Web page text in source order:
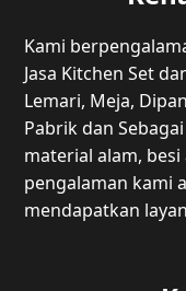
Kami
Jasa Kitchen Set
Lemari, Meja,
Pabrik dan
material alam,
pengalaman kami
mendapatkan